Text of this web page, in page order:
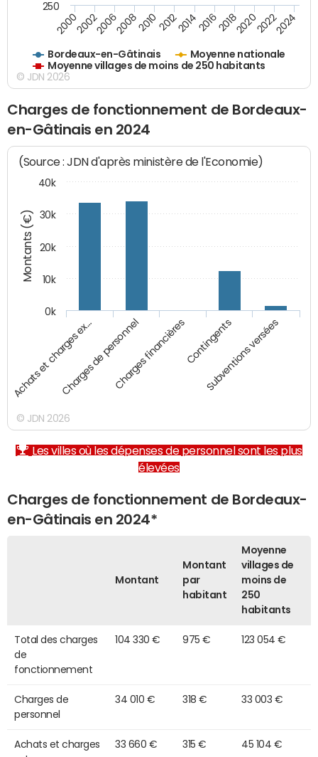
Bordeaux-en-Gâtinais
Moyenne nationale
Moyenne villages de moins de 250 habitants
200020022006200820102012201420162018202020222024
250
© JDN 2026
Charges de fonctionnement de Bordeaux-
en-Gâtinais en 2024
Montants (€)
(Source : JDN d'après ministère de l'Economie)
Achats et charges ex…Charges de personnelCharges financièresContingents
Subventions versées
0k
10k
20k
30k
40k
© JDN 2026
Les villes où les dépenses de personnel sont les plus
élevées
Charges de fonctionnement de Bordeaux-
en-Gâtinais en 2024*
Montant
Montant
par
habitant
Moyenne
villages de
moins de
250
habitants
Total des charges
de
fonctionnement
104 330 € 975 € 123 054 €
Charges de
personnel
34 010 € 318 € 33 003 €
Achats et charges
33 660 € 315 € 45 104 €